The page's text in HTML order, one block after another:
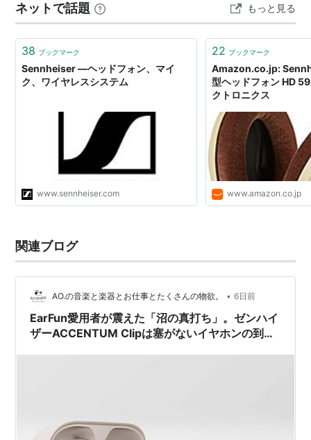
うがいいかも、と思いますがせっかくなのでしばらくは
主力で使ってみようと思います。
ネットで話題 もっと見る
38 ブックマーク
Sennheiser —ヘッドフォン、マイ
ク、ワイヤレスシステム
www.sennheiser.com
22 ブックマーク
Amazon.co.jp:
型ヘッドフォン HD
クトロニクス
www.amazon.co.jp
関連ブログ
AO.の音楽と楽器とお仕事とたくさんの物欲。 • 6日前
EarFun愛用者が震えた「沼の真打ち」。ゼンハイ
ザーACCENTUM Clipは塞がないイヤホンの到達